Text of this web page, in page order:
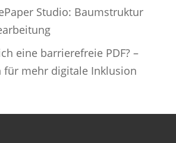
Studio: Baumstruktur
eine barrierefreie PDF? –
für mehr digitale Inklusion